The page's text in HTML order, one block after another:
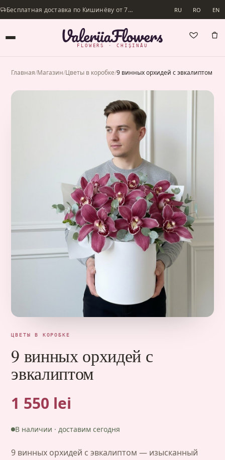
Бесплатная доставка по Кишинёву от 700 lei · Доставим в день заказа RU RO EN
FLOWERS · CHIȘINĂU
Главная/Магазин/Цветы в коробке/9 винных орхидей с эвкалиптом
ЦВЕТЫ В КОРОБКЕ
9 винных орхидей с
эвкалиптом
1 550 lei
В наличии · доставим сегодня
9 винных орхидей с эвкалиптом — изысканный